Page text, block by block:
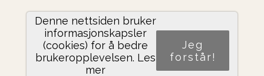
Del nettside
Denne nettsiden bruker
informasjonskapsler
(cookies) for å bedre
brukeropplevelsen. Les
mer
Jeg
forstår!